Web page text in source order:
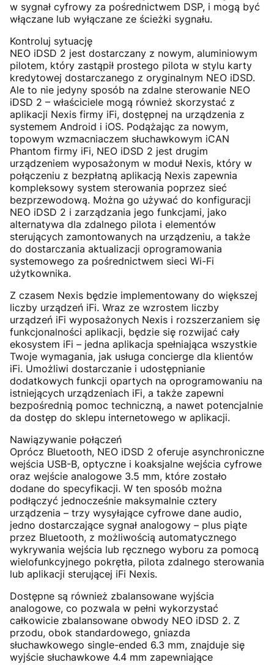
w sygnał cyfrowy za pośrednictwem DSP, i mogą być
włączane lub wyłączane ze ścieżki sygnału.
Kontroluj sytuację
NEO iDSD 2 jest dostarczany z nowym, aluminiowym
pilotem, który zastąpił prostego pilota w stylu karty
kredytowej dostarczanego z oryginalnym NEO iDSD.
Ale to nie jedyny sposób na zdalne sterowanie NEO
iDSD 2 – właściciele mogą również skorzystać z
aplikacji Nexis firmy iFi, dostępnej na urządzenia z
systemem Android i iOS. Podążając za nowym,
topowym wzmacniaczem słuchawkowym iCAN
Phantom firmy iFi, NEO iDSD 2 jest drugim
urządzeniem wyposażonym w moduł Nexis, który w
połączeniu z bezpłatną aplikacją Nexis zapewnia
kompleksowy system sterowania poprzez sieć
bezprzewodową. Można go używać do konfiguracji
NEO iDSD 2 i zarządzania jego funkcjami, jako
alternatywa dla zdalnego pilota i elementów
sterujących zamontowanych na urządzeniu, a także
do dostarczania aktualizacji oprogramowania
systemowego za pośrednictwem sieci Wi-Fi
użytkownika.
Z czasem Nexis będzie implementowany do większej
liczby urządzeń iFi. Wraz ze wzrostem liczby
urządzeń iFi wyposażonych Nexis i rozszerzaniem się
funkcjonalności aplikacji, będzie się rozwijać cały
ekosystem iFi – jedna aplikacja spełniająca wszystkie
Twoje wymagania, jak usługa concierge dla klientów
iFi. Umożliwi dostarczanie i udostępnianie
dodatkowych funkcji opartych na oprogramowaniu na
istniejących urządzeniach iFi, a także zapewni
bezpośrednią pomoc techniczną, a nawet potencjalnie
da dostęp do sklepu internetowego w aplikacji.
Nawiązywanie połączeń
Oprócz Bluetooth, NEO iDSD 2 oferuje asynchroniczne
wejścia USB-B, optyczne i koaksjalne wejścia cyfrowe
oraz wejście analogowe 3.5 mm, które zostało
dodane do specyfikacji. W ten sposób można
podłączyć jednocześnie maksymalnie cztery
urządzenia – trzy wysyłające cyfrowe dane audio,
jedno dostarczające sygnał analogowy – plus piąte
przez Bluetooth, z możliwością automatycznego
wykrywania wejścia lub ręcznego wyboru za pomocą
wielofunkcyjnego pokrętła, pilota zdalnego sterowania
lub aplikacji sterującej iFi Nexis.
Dostępne są również zbalansowane wyjścia
analogowe, co pozwala w pełni wykorzystać
całkowicie zbalansowane obwody NEO iDSD 2. Z
przodu, obok standardowego, gniazda
słuchawkowego single-ended 6.3 mm, znajduje się
wyjście słuchawkowe 4.4 mm zapewniające